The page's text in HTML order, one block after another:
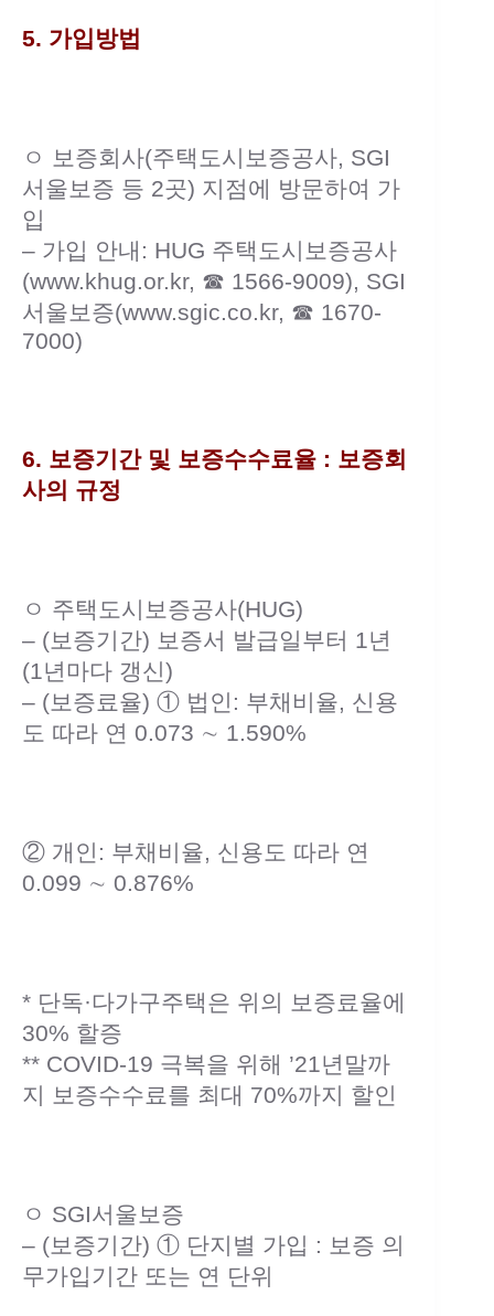
5. 가입방법
ㅇ 보증회사(주택도시보증공사, SGI
서울보증 등 2곳) 지점에 방문하여 가
입
– 가입 안내: HUG 주택도시보증공사
(www.khug.or.kr, ☎ 1566-9009), SGI
서울보증(www.sgic.co.kr, ☎ 1670-
7000)
6. 보증기간 및 보증수수료율 : 보증회
사의 규정
ㅇ 주택도시보증공사(HUG)
– (보증기간) 보증서 발급일부터 1년
(1년마다 갱신)
– (보증료율) ① 법인: 부채비율, 신용
도 따라 연 0.073 ∼ 1.590%
② 개인: 부채비율, 신용도 따라 연
0.099 ∼ 0.876%
* 단독·다가구주택은 위의 보증료율에
30% 할증
** COVID-19 극복을 위해 ’21년말까
지 보증수수료를 최대 70%까지 할인
ㅇ SGI서울보증
– (보증기간) ① 단지별 가입 : 보증 의
무가입기간 또는 연 단위